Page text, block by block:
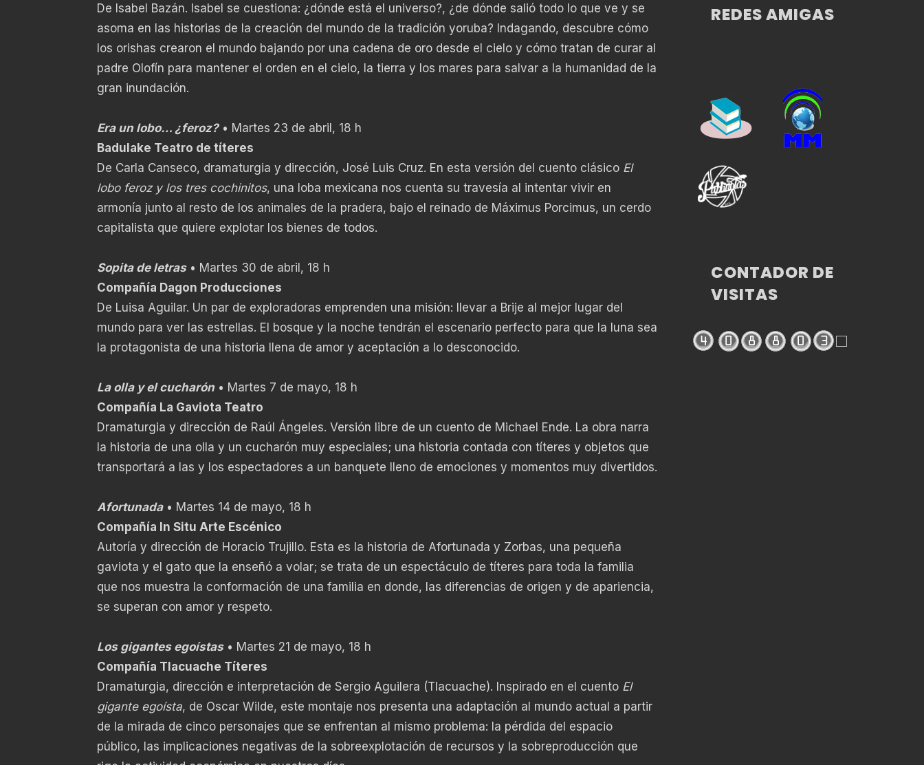
De Isabel Bazán. Isabel se cuestiona: ¿dónde está el universo?, ¿de dónde salió todo lo que ve y se
asoma en las historias de la creación del mundo de la tradición yoruba? Indagando, descubre cómo
los orishas crearon el mundo bajando por una cadena de oro desde el cielo y cómo tratan de curar al
padre Olofín para mantener el orden en el cielo, la tierra y los mares para salvar a la humanidad de la
gran inundación.
Era un lobo… ¿feroz?• Martes 23 de abril, 18 h
Badulake Teatro de títeres
De Carla Canseco, dramaturgia y dirección, José Luis Cruz. En esta versión del cuento clásico El
lobo feroz y los tres cochinitos, una loba mexicana nos cuenta su travesía al intentar vivir en
armonía junto al resto de los animales de la pradera, bajo el reinado de Máximus Porcimus, un cerdo
capitalista que quiere explotar los bienes de todos.
Sopita de letras• Martes 30 de abril, 18 h
Compañía Dagon Producciones
De Luisa Aguilar. Un par de exploradoras emprenden una misión: llevar a Brije al mejor lugar del
mundo para ver las estrellas. El bosque y la noche tendrán el escenario perfecto para que la luna sea
la protagonista de una historia llena de amor y aceptación a lo desconocido.
La olla y el cucharón• Martes 7 de mayo, 18 h
Compañía La Gaviota Teatro
Dramaturgia y dirección de Raúl Ángeles. Versión libre de un cuento de Michael Ende. La obra narra
la historia de una olla y un cucharón muy especiales; una historia contada con títeres y objetos que
transportará a las y los espectadores a un banquete lleno de emociones y momentos muy divertidos.
Afortunada• Martes 14 de mayo, 18 h
Compañía In Situ Arte Escénico
Autoría y dirección de Horacio Trujillo. Esta es la historia de Afortunada y Zorbas, una pequeña
gaviota y el gato que la enseñó a volar; se trata de un espectáculo de títeres para toda la familia
que nos muestra la conformación de una familia en donde, las diferencias de origen y de apariencia,
se superan con amor y respeto.
Los gigantes egoístas• Martes 21 de mayo, 18 h
Compañía Tlacuache Títeres
Dramaturgia, dirección e interpretación de Sergio Aguilera (Tlacuache). Inspirado en el cuento El
gigante egoísta, de Oscar Wilde, este montaje nos presenta una adaptación al mundo actual a partir
de la mirada de cinco personajes que se enfrentan al mismo problema: la pérdida del espacio
público, las implicaciones negativas de la sobreexplotación de recursos y la sobreproducción que
REDES AMIGAS
CONTADOR DE
VISITAS